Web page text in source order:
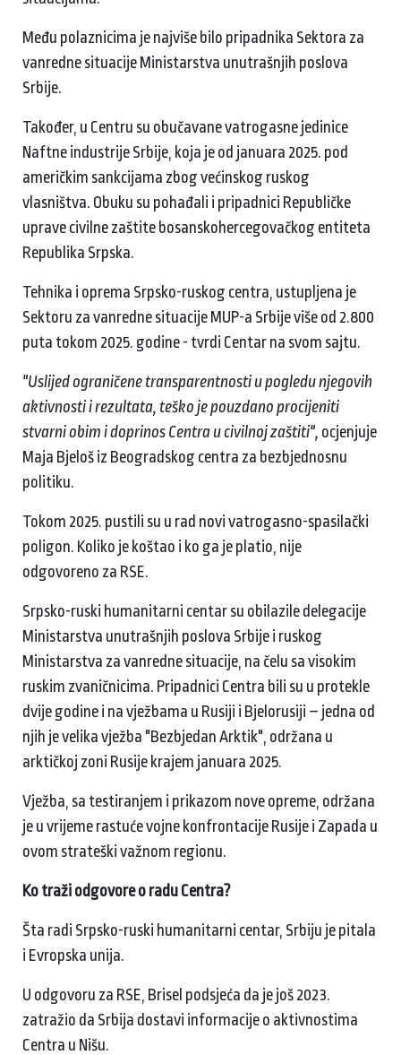
Među polaznicima je najviše bilo pripadnika Sektora za
vanredne situacije Ministarstva unutrašnjih poslova
Srbije.
Također, u Centru su obučavane vatrogasne jedinice
Naftne industrije Srbije, koja je od januara 2025. pod
američkim sankcijama zbog većinskog ruskog
vlasništva. Obuku su pohađali i pripadnici Republičke
uprave civilne zaštite bosanskohercegovačkog entiteta
Republika Srpska.
Tehnika i oprema Srpsko-ruskog centra, ustupljena je
Sektoru za vanredne situacije MUP-a Srbije više od 2.800
puta tokom 2025. godine - tvrdi Centar na svom sajtu.
"Uslijed ograničene transparentnosti u pogledu njegovih
aktivnosti i rezultata, teško je pouzdano procijeniti
stvarni obim i doprinos Centra u civilnoj zaštiti", ocjenjuje
Maja Bjeloš iz Beogradskog centra za bezbjednosnu
politiku.
Tokom 2025. pustili su u rad novi vatrogasno-spasilački
poligon. Koliko je koštao i ko ga je platio, nije
odgovoreno za RSE.
Srpsko-ruski humanitarni centar su obilazile delegacije
Ministarstva unutrašnjih poslova Srbije i ruskog
Ministarstva za vanredne situacije, na čelu sa visokim
ruskim zvaničnicima. Pripadnici Centra bili su u protekle
dvije godine i na vježbama u Rusiji i Bjelorusiji – jedna od
njih je velika vježba "Bezbjedan Arktik", održana u
arktičkoj zoni Rusije krajem januara 2025.
Vježba, sa testiranjem i prikazom nove opreme, održana
je u vrijeme rastuće vojne konfrontacije Rusije i Zapada u
ovom strateški važnom regionu.
Ko traži odgovore o radu Centra?
Šta radi Srpsko-ruski humanitarni centar, Srbiju je pitala
i Evropska unija.
U odgovoru za RSE, Brisel podsjeća da je još 2023.
zatražio da Srbija dostavi informacije o aktivnostima
Centra u Nišu.